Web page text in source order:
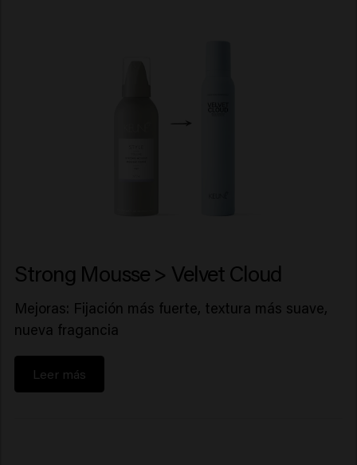
Strong Mousse > Velvet Cloud
Mejoras: Fijación más fuerte, textura más suave,
nueva fragancia
Leer más